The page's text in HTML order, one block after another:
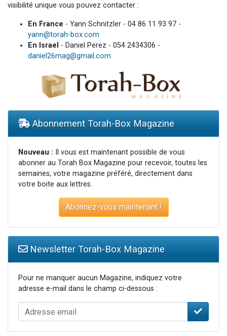
visibilité unique vous pouvez contacter :
En France - Yann Schnitzler - 04 86 11 93 97 -
yann@torah-box.com
En Israel - Daniel Perez - 054 2434306 -
daniel26mag@gmail.com
Abonnement Torah-Box Magazine
Nouveau : Il vous est maintenant possible de vous
abonner au Torah Box Magazine pour recevoir, toutes les
semaines, votre magazine préféré, directement dans
votre boite aux lettres.
Abonnez-vous maintenant !
Newsletter Torah-Box Magazine
Pour ne manquer aucun Magazine, indiquez votre
adresse e-mail dans le champ ci-dessous :